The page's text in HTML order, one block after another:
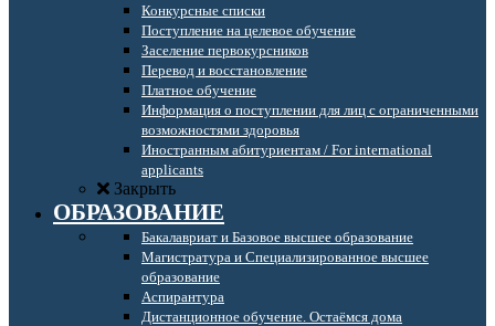
Конкурсные списки
Поступление на целевое обучение
Заселение первокурсников
Перевод и восстановление
Платное обучение
Информация о поступлении для лиц с ограниченными
возможностями здоровья
Иностранным абитуриентам / For international
applicants
Закрыть
ОБРАЗОВАНИЕ
Бакалавриат и Базовое высшее образование
Магистратура и Специализированное высшее
образование
Аспирантура
Дистанционное обучение. Остаёмся дома